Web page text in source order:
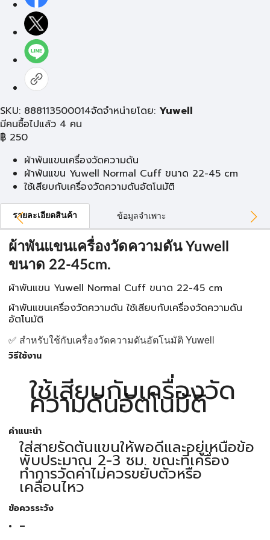
SKU: 888113500014จัดจำหน่ายโดย: Yuwell
มีคนซื้อไปแล้ว 4 คน
฿ 250
ผ้าพันแขนเครื่องวัดความดัน
ผ้าพันแขน Yuwell Normal Cuff ขนาด 22-45 cm
ใช้เสียบกับเครื่องวัดความดันอัตโนมัติ
รายละเอียดสินค้า ข้อมูลจำเพาะ
ผ้าพันแขนเครื่องวัดความดัน Yuwell
ขนาด 22-45cm.
ผ้าพันแขน Yuwell Normal Cuff ขนาด 22-45 cm
ผ้าพันแขนเครื่องวัดความดัน ใช้เสียบกับเครื่องวัดความดัน
อัตโนมัติ
✅ สำหรับใช้กับเครื่องวัดความดันอัตโนมัติ Yuwell
วิธีใช้งาน
ใช้เสียบกับเครื่องวัด
ความดันอัตโนมัติ
คำแนะนำ
ใส่สายรัดต้นแขนให้พอดีและอยู่เหนือข้อ
พับประมาณ 2-3 ซม. ขณะที่เครื่อง
ทำการวัดค่าไม่ควรขยับตัวหรือ
เคลื่อนไหว
ข้อควรระวัง
-